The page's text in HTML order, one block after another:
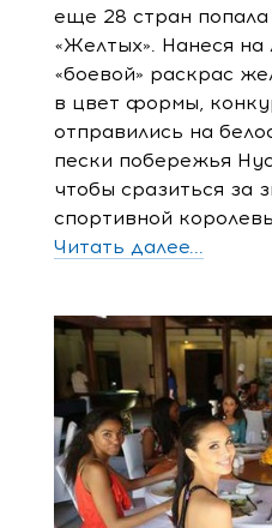
еще 28 стран
«Желтых». Нанеся на
«боевой» раскрас
в цвет формы,
отправились на
пески побережья
чтобы сразиться за
спортивной
Читать далее...